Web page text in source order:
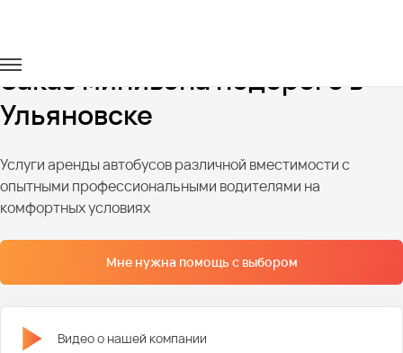
Заказ минивэна недорого в
Ульяновске
Услуги аренды автобусов различной вместимости с
опытными профессиональными водителями на
комфортных условиях
Мне нужна помощь с выбором
Видео о нашей компании